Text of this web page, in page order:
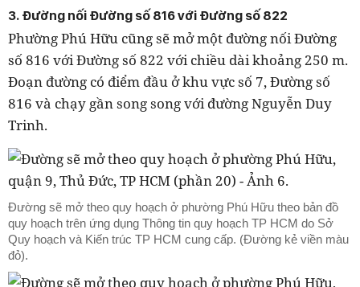
3. Đường nối Đường số 816 với Đường số 822
Phường Phú Hữu cũng sẽ mở một đường nối Đường
số 816 với Đường số 822 với chiều dài khoảng 250 m.
Đoạn đường có điểm đầu ở khu vực số 7, Đường số
816 và chạy gần song song với đường Nguyễn Duy
Trinh.
Đường sẽ mở theo quy hoạch ở phường Phú Hữu theo bản đồ
quy hoạch trên ứng dụng Thông tin quy hoạch TP HCM do Sở
Quy hoạch và Kiến trúc TP HCM cung cấp. (Đường kẻ viền màu
đỏ).